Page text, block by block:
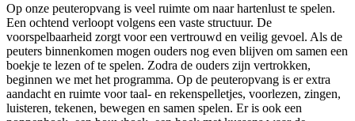
Op onze peuteropvang is veel ruimte om naar hartenlust te spelen.
Een ochtend verloopt volgens een vaste structuur. De
voorspelbaarheid zorgt voor een vertrouwd en veilig gevoel. Als de
peuters binnenkomen mogen ouders nog even blijven om samen een
boekje te lezen of te spelen. Zodra de ouders zijn vertrokken,
beginnen we met het programma. Op de peuteropvang is er extra
aandacht en ruimte voor taal- en rekenspelletjes, voorlezen, zingen,
luisteren, tekenen, bewegen en samen spelen. Er is ook een